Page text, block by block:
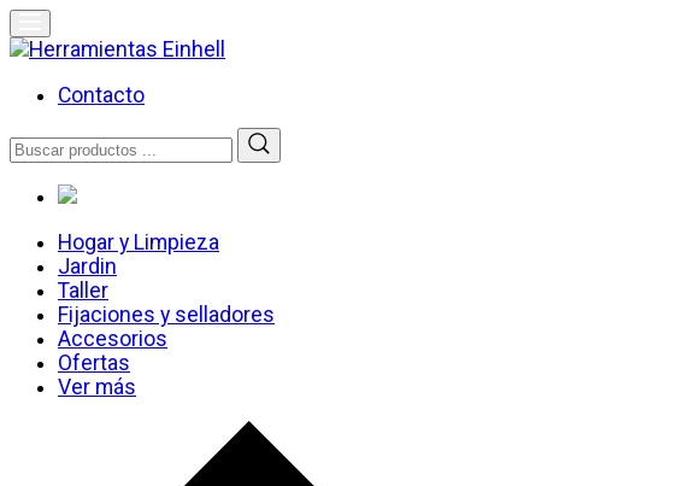
Skip
to
Herramientas Einhell
Distribuidor Oficial
Contacto
Buscar
por:
Hogar y Limpieza
Jardin
Taller
Fijaciones y selladores
Accesorios
Ofertas
Ver más